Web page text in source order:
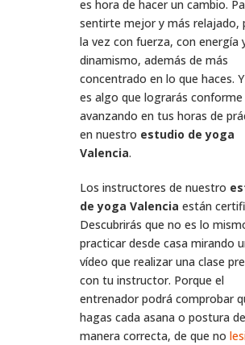
es hora de hacer un cambio.
sentirte mejor y más relajado,
la vez con fuerza, con energía
dinamismo, además de más
concentrado en lo que haces.
es algo que lograrás conforme
avanzando en tus horas de
en nuestro estudio de yoga
Valencia.
Los instructores de nuestro
de yoga Valencia están
Descubrirás que no es lo
practicar desde casa mirando
vídeo que realizar una clase
con tu instructor. Porque el
entrenador podrá comprobar
hagas cada asana o postura de
manera correcta, de que no